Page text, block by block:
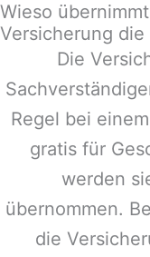
Wieso
Versicherung
Die
Regel bei
gratis für
werden
übernommen.
die